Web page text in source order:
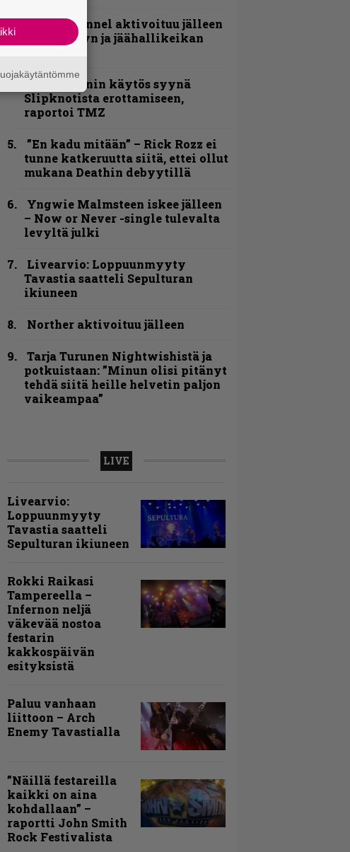
Blind Channel aktivoituu jälleen
uuden levyn ja jäähallikeikan
Sid Wilsonin käytös syynä
Slipknotista erottamiseen,
raportoi TMZ
”En kadu mitään” – Rick Rozz ei
tunne katkeruutta siitä, ettei ollut
mukana Deathin debyytillä
Yngwie Malmsteen iskee jälleen
– Now or Never -single tulevalta
levyltä julki
Livearvio: Loppuunmyyty
Tavastia saatteli Sepulturan
ikiuneen
Norther aktivoituu jälleen
Tarja Turunen Nightwishistä ja
potkuistaan: ”Minun olisi pitänyt
tehdä siitä heille helvetin paljon
vaikeampaa”
LIVE
Livearvio:
Loppuunmyyty
Tavastia saatteli
Sepulturan ikiuneen
Rokki Raikasi
Tampereella –
Infernon neljä
väkevää nostoa
festarin
kakkospäivän
esityksistä
Paluu vanhaan
liittoon – Arch
Enemy Tavastialla
”Näillä festareilla
kaikki on aina
kohdallaan” –
raportti John Smith
Rock Festivalista